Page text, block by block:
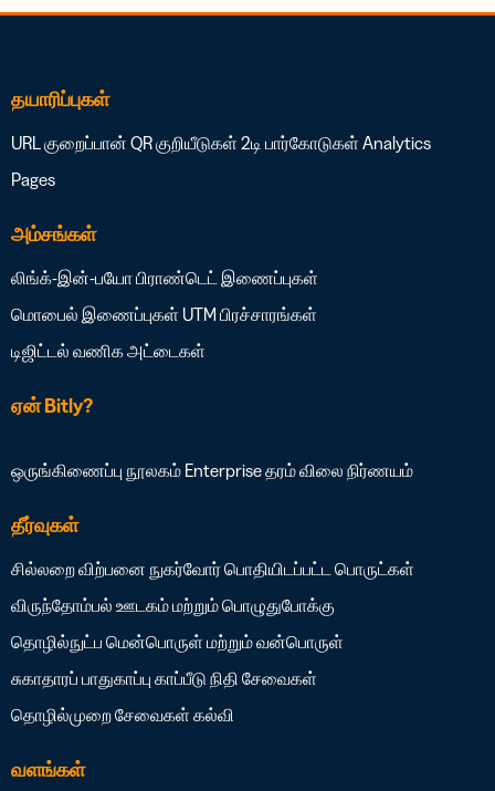
தயாரிப்புகள்
URL குறைப்பான் QR குறியீடுகள் 2டி பார்கோடுகள் Analytics
Pages
அம்சங்கள்
லிங்க்-இன்-பயோபிராண்டெட் இணைப்புகள்
மொபைல் இணைப்புகள் UTM பிரச்சாரங்கள்
டிஜிட்டல் வணிக அட்டைகள்
ஏன் Bitly?
ஒருங்கிணைப்பு நூலகம் Enterprise தரம்விலை நிர்ணயம்
தீர்வுகள்
சில்லறை விற்பனை நுகர்வோர் பொதியிடப்பட்ட பொருட்கள்
விருந்தோம்பல் ஊடகம் மற்றும் பொழுதுபோக்கு
தொழில்நுட்ப மென்பொருள் மற்றும் வன்பொருள்
சுகாதாரப் பாதுகாப்பு காப்பீடு நிதி சேவைகள்
தொழில்முறை சேவைகள் கல்வி
வளங்கள்